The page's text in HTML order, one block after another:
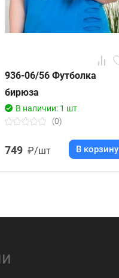
936-06/56 Футболка
бирюза
В наличии: 1 шт
(0)
749 ₽/шт В корзину